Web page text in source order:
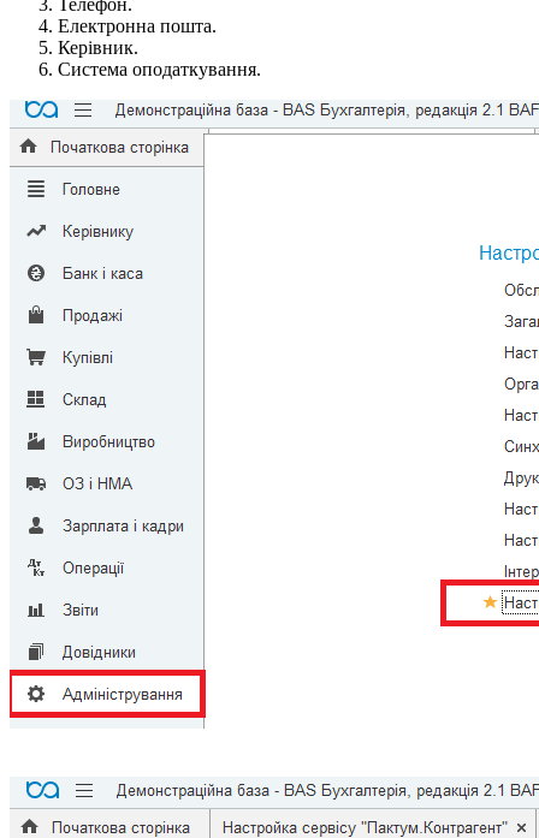
Електронна пошта.
Керівник.
Система оподаткування.